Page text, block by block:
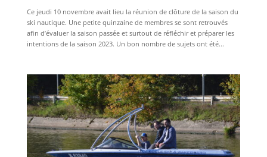
Ce jeudi 10 novembre avait lieu la réunion de clôture de la saison du
ski nautique. Une petite quinzaine de membres se sont retrouvés
afin d’évaluer la saison passée et surtout de réfléchir et préparer les
intentions de la saison 2023. Un bon nombre de sujets ont été...